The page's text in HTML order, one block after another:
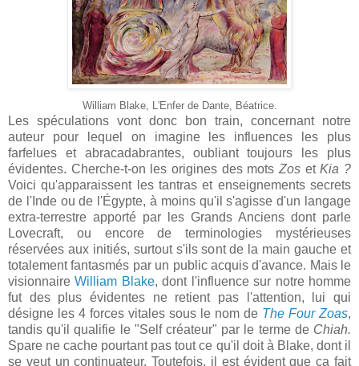
William Blake, L'Enfer de Dante, Béatrice.
Les spéculations vont donc bon train, concernant notre
auteur pour lequel on imagine les influences les plus
farfelues et abracadabrantes, oubliant toujours les plus
évidentes. Cherche-t-on les origines des mots Zos etKia ?
Voici qu'apparaissent les tantras et enseignements secrets
de l'Inde ou de l'Égypte, à moins qu'il s'agisse d'un langage
extra-terrestre apporté par les Grands Anciens dont parle
Lovecraft, ou encore de terminologies mystérieuses
réservées aux initiés, surtout s'ils sont de la main gauche et
totalement fantasmés par un public acquis d'avance. Mais le
visionnaireWilliam Blake, dont l'influence sur notre homme
fut des plus évidentes ne retient pas l'attention, lui qui
désigne les 4 forces vitales sous le nom de The Four Zoas,
tandis qu'il qualifie le "Self créateur" par le terme de Chiah.
Spare ne cache pourtant pas tout ce qu'il doit à Blake, dont il
se veut un continuateur. Toutefois, il est évident que ça fait